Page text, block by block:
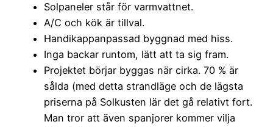
Solpaneler står för varmvattnet.
A/C och kök är tillval.
Handikappanpassad byggnad med hiss.
Inga backar runtom, lätt att ta sig fram.
Projektet börjar byggas när cirka. 70 % är
sålda (med detta strandläge och de lägsta
priserna på Solkusten lär det gå relativt fort.
Man tror att även spanjorer kommer vilja